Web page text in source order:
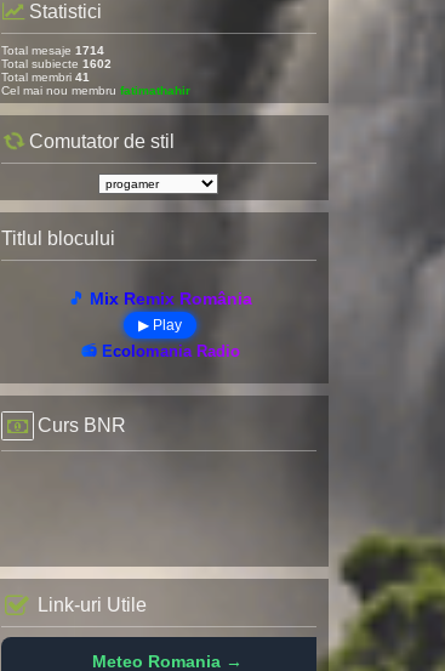
Statistici
Total mesaje 1714
Total subiecte 1602
Total membri 41
Cel mai nou membru fatimathahir
Comutator de stil
Titlul blocului
🎵 Mix Remix România
▶ Play
📻 Ecolomania Radio
Curs BNR
Link-uri Utile
Meteo Romania →